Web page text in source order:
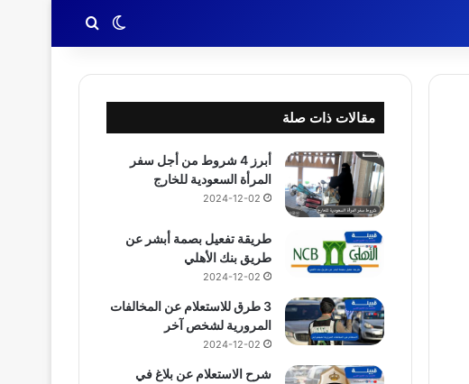
الوضع المظلم
بحث عن
مقالات ذات صلة
أبرز 4 شروط من أجل سفر
المرأة السعودية للخارج
2024-12-02
طريقة تفعيل بصمة أبشر عن
طريق بنك الأهلي
2024-12-02
3 طرق للاستعلام عن المخالفات
المرورية لشخص آخر
2024-12-02
شرح الاستعلام عن بلاغ في